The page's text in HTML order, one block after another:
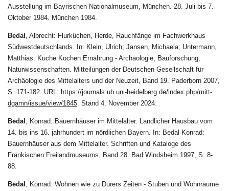
Ausstellung im Bayrischen Nationalmuseum, München. 28. Juli bis 7.
Oktober 1984. München 1984.
Bedal , Albrecht: Flurküchen, Herde, Rauchfänge im Fachwerkhaus
Südwestdeutschlands. In: Klein, Ulrich; Jansen, Michaela; Untermann,
Matthias: Küche Kochen Ernährung - Archäologie, Bauforschung,
Naturwissenschaften. Mitteilungen der Deutschen Gesellschaft für
Archäologie des Mittelalters und der Neuzeit, Band 19. Paderborn 2007,
S. 171-182. URL: https://journals.ub.uni-heidelberg.de/index.php/mitt-
dgamn/issue/view/1845. Stand 4. November 2024.
Bedal , Konrad: Bauernhäuser im Mittelalter. Landlicher Hausbau vom
14. bis ins 16. jahrhundert im nördlichen Bayern. In: Bedal Konrad:
Bauernhäuser aus dem Mittelalter. Schriften und Kataloge des
Fränkischen Freilandmuseums, Band 28. Bad Windsheim 1997, S. 8-
88.
Bedal , Konrad: Wohnen wie zu Dürers Zeiten - Stuben und Wohnräume